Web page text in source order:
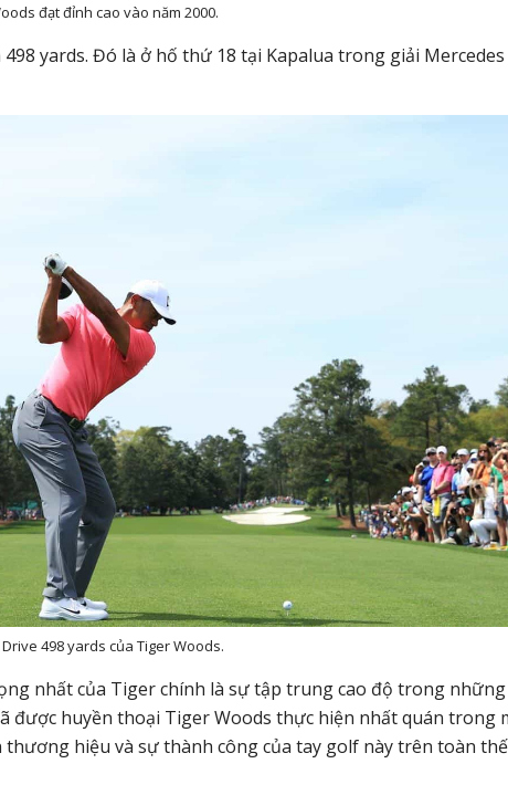
đạt đỉnh cao vào năm 2000.
yards. Đó là ở hố thứ 18 tại Kapalua trong giải Mercedes
498 yards của Tiger Woods.
nhất của Tiger chính là sự tập trung cao độ trong những
được huyền thoại Tiger Woods thực hiện nhất quán trong
thương hiệu và sự thành công của tay golf này trên toàn thế